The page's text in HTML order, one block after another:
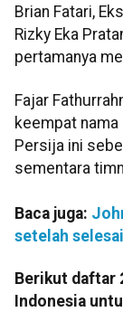
Brian Fatari,
Rizky Eka
pertamanya
Fajar
keempat nama
Persija ini
sementara
Baca juga:
setelah
Berikut daftar
Indonesia